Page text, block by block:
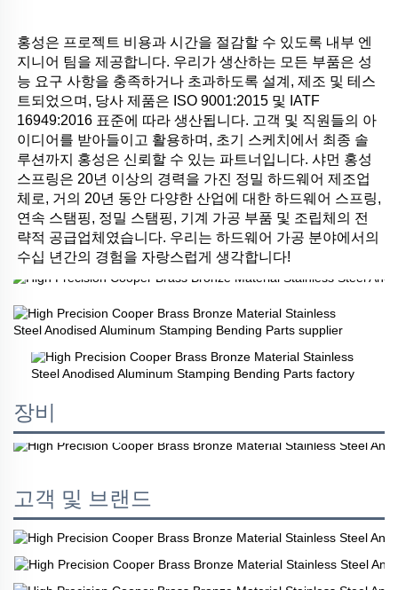
홍성은 프로젝트 비용과 시간을 절감할 수 있도록 내부 엔
지니어 팀을 제공합니다. 우리가 생산하는 모든 부품은 성
능 요구 사항을 충족하거나 초과하도록 설계, 제조 및 테스
트되었으며, 당사 제품은 ISO 9001:2015 및 IATF
16949:2016 표준에 따라 생산됩니다. 고객 및 직원들의 아
이디어를 받아들이고 활용하며, 초기 스케치에서 최종 솔
루션까지 홍성은 신뢰할 수 있는 파트너입니다. 샤먼 홍성
스프링은 20년 이상의 경력을 가진 정밀 하드웨어 제조업
체로, 거의 20년 동안 다양한 산업에 대한 하드웨어 스프링,
연속 스탬핑, 정밀 스탬핑, 기계 가공 부품 및 조립체의 전
략적 공급업체였습니다. 우리는 하드웨어 가공 분야에서의
수십 년간의 경험을 자랑스럽게 생각합니다!
장비
고객 및 브랜드